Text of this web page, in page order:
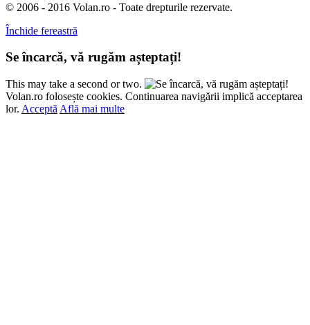
© 2006 - 2016 Volan.ro - Toate drepturile rezervate.
Închide fereastră
Se încarcă, vă rugăm așteptați!
This may take a second or two.
Volan.ro folosește cookies. Continuarea navigării implică acceptarea
lor. Acceptă Află mai multe